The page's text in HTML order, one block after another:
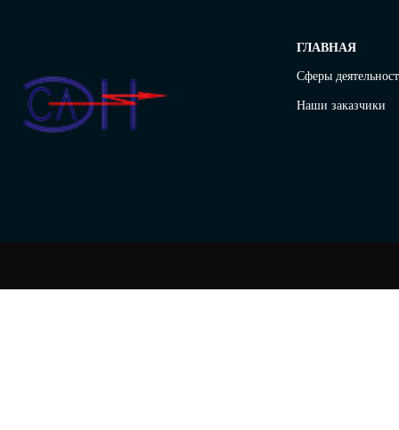
ГЛАВНАЯ
Сферы
Наши заказчики